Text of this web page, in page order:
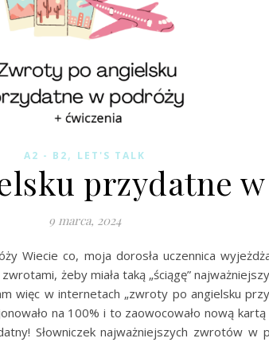
A2 - B2, LET'S TALK
przydatne
9 marca, 2024
Wiecie co, moja dorosła uczennica
żeby miała taką „ściągę”
więc w internetach „zwroty po angielsku
na 100% i to zaowocowało nową
Słowniczek najważniejszych zwrotów w